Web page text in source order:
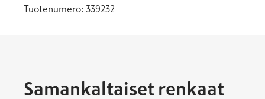
Tuotenumero: 339232
Samankaltaiset renkaat